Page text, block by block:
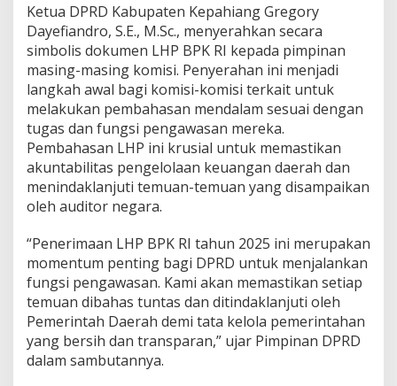
Ketua DPRD Kabupaten Kepahiang Gregory
Dayefiandro, S.E., M.Sc., menyerahkan secara
simbolis dokumen LHP BPK RI kepada pimpinan
masing-masing komisi. Penyerahan ini menjadi
langkah awal bagi komisi-komisi terkait untuk
melakukan pembahasan mendalam sesuai dengan
tugas dan fungsi pengawasan mereka.
Pembahasan LHP ini krusial untuk memastikan
akuntabilitas pengelolaan keuangan daerah dan
menindaklanjuti temuan-temuan yang disampaikan
oleh auditor negara.
“Penerimaan LHP BPK RI tahun 2025 ini merupakan
momentum penting bagi DPRD untuk menjalankan
fungsi pengawasan. Kami akan memastikan setiap
temuan dibahas tuntas dan ditindaklanjuti oleh
Pemerintah Daerah demi tata kelola pemerintahan
yang bersih dan transparan,” ujar Pimpinan DPRD
dalam sambutannya.